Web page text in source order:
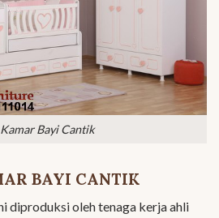
Bayi Cantik
BAYI CANTIK
diproduksi oleh tenaga kerja ahli